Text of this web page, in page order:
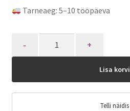
Tarneaeg: 5–10 tööpäeva
Lisa korvi
Telli näidis